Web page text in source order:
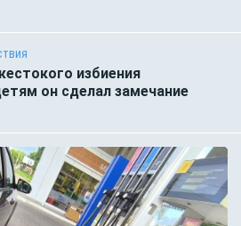
избиения
он сделал замечание